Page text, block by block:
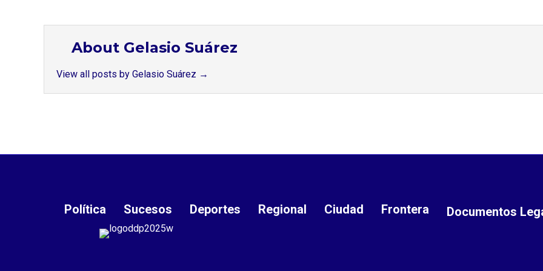
About Gelasio Suárez
View all posts by Gelasio Suárez →
Política Sucesos Deportes Regional Ciudad Frontera Documentos